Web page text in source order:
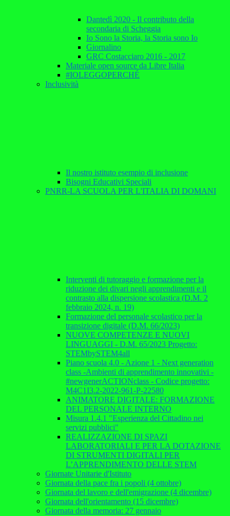
Dantedì 2020 - Il contributo della
secondaria di Scheggia
Io Sono la Storia, la Storia sono Io
Giornalino
GRC Costacciaro 2016 - 2017
Materiale open source da Libre Italia
#IOLEGGOPERCHÉ
Inclusività
Il nostro istituto esempio di inclusione
Bisogni Educativi Speciali
PNRR-LA SCUOLA PER L'ITALIA DI DOMANI
Interventi di tutoraggio e formazione per la
riduzione dei divari negli apprendimenti e il
contrasto alla dispersione scolastica (D.M. 2
febbraio 2024, n. 19)
Formazione del personale scolastico per la
transizione digitale (D.M. 66/2023)
NUOVE COMPETENZE E NUOVI
LINGUAGGI - D.M. 65/2023 Progetto:
STEMbySTEM4all
Piano scuola 4.0 - Azione 1 - Next generation
class -Ambienti di apprendimento innovativi -
#newgenerACTIONclass - Codice progetto:
M4C1I3.2-2022-961-P-22580
ANIMATORE DIGITALE: FORMAZIONE
DEL PERSONALE INTERNO
Misura 1.4.1 "Esperienza del Cittadino nei
servizi pubblici"
REALIZZAZIONE DI SPAZI
LABORATORIALI E PER LA DOTAZIONE
DI STRUMENTI DIGITALI PER
L’APPRENDIMENTO DELLE STEM
Giornate Unitarie d'Istituto
Giornata della pace fra i popoli (4 ottobre)
Giornata del lavoro e dell'emigrazione (4 dicembre)
Giornata dell'orientamento (15 dicembre)
Giornata della memoria: 27 gennaio